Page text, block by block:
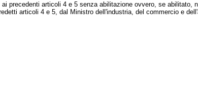
articoli 4 e 5 senza abilitazione ovvero, se
articoli 4 e 5, dal Ministro dell'industria, del commercio e